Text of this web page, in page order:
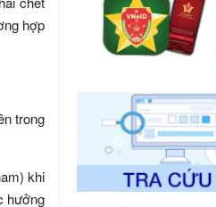
hợp
trong
khi
hưởng
năm 2019 của Bộ
chính hướng dẫn
vi phạm hành
Số kí hiệu:291/
Tên: Nghị định số
của Chính phủ: Sửa
một số điều của
125/2020/NĐ-СР